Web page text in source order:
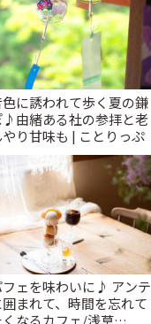
に誘われて歩く夏の鎌
♪由緒ある社の参拝と老
り甘味も | ことりっぷ
ェを味わいに♪ アンテ
まれて、時間を忘れて
なるカフェ/浅草